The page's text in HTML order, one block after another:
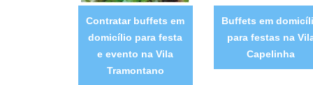
Contratar buffets em
domicílio para festa
e evento na Vila
Tramontano
Buffets em
para festas na
Capelinha